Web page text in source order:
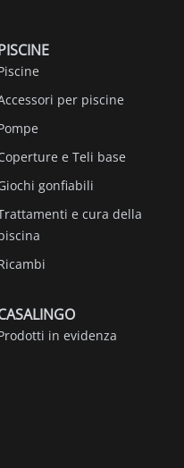
per piscine
e Teli base
gonfiabili
e cura della
in evidenza